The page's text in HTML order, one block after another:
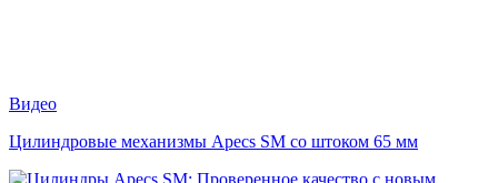
Видео
Цилиндровые механизмы Apecs SM со штоком 65 мм